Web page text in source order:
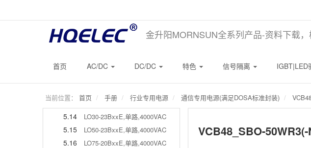
金升阳MORNSUN全系列产品-资料下载
首页 AC/DC DC/DC 特色 信号隔离 IGBT|LED
当前位置： 首页 手册 行业专用电源 通信专用电源(满足DOSA标准封装)
LO15-26D1305-03,双路,4000VAC
5.8 LO15-23BxxE,单路,4000VAC
5.10 URD_LD-20WR3,双路,3000VDC/1500VDC
5.13 URD48xxxxD-30WR3,双路,3000VAC
5.14 LO30-23BxxE,单路,4000VAC
5.15 LO50-23BxxE,单路,4000VAC
5.16
LO75-20BxxE,单路,4000VAC
VCB48_SBO-